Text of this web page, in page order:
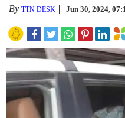
ByTTN DESK Jun 30, 2024,